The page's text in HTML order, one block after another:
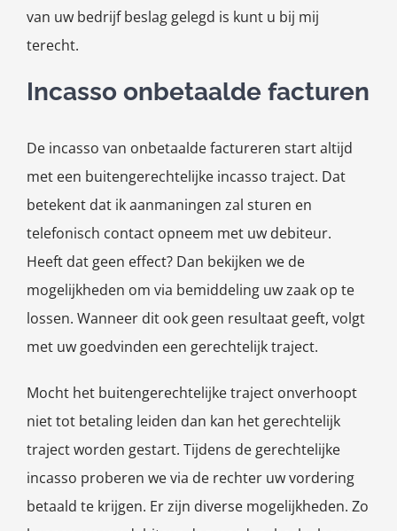
van uw bedrijf beslag gelegd is kunt u bij mij
terecht.
Incasso onbetaalde facturen
De incasso van onbetaalde factureren start altijd
met een buitengerechtelijke incasso traject. Dat
betekent dat ik aanmaningen zal sturen en
telefonisch contact opneem met uw debiteur.
Heeft dat geen effect? Dan bekijken we de
mogelijkheden om via bemiddeling uw zaak op te
lossen. Wanneer dit ook geen resultaat geeft, volgt
met uw goedvinden een gerechtelijk traject.
Mocht het buitengerechtelijke traject onverhoopt
niet tot betaling leiden dan kan het gerechtelijk
traject worden gestart. Tijdens de gerechtelijke
incasso proberen we via de rechter uw vordering
betaald te krijgen. Er zijn diverse mogelijkheden. Zo